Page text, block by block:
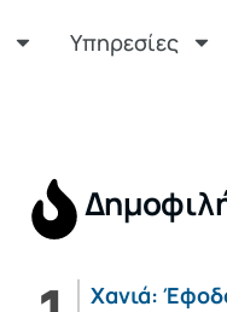
Υπηρεσίες
Χανιά: